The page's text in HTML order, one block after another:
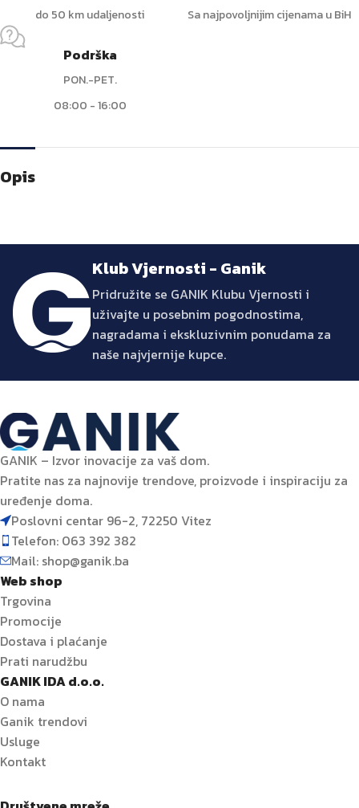
do 50 km udaljenosti Sa najpovoljnijim cijenama u BiH
Podrška
PON.-PET.
08:00 - 16:00
Opis
Klub Vjernosti - Ganik
Pridružite se GANIK Klubu Vjernosti i
uživajte u posebnim pogodnostima,
nagradama i ekskluzivnim ponudama za
naše najvjernije kupce.
GANIK – Izvor inovacije za vaš dom.
Pratite nas za najnovije trendove, proizvode i inspiraciju za
uređenje doma.
Poslovni centar 96-2, 72250 Vitez
Telefon: 063 392 382
Mail: shop@ganik.ba
Web shop
Trgovina
Promocije
Dostava i plaćanje
Prati narudžbu
GANIK IDA d.o.o.
O nama
Ganik trendovi
Usluge
Kontakt